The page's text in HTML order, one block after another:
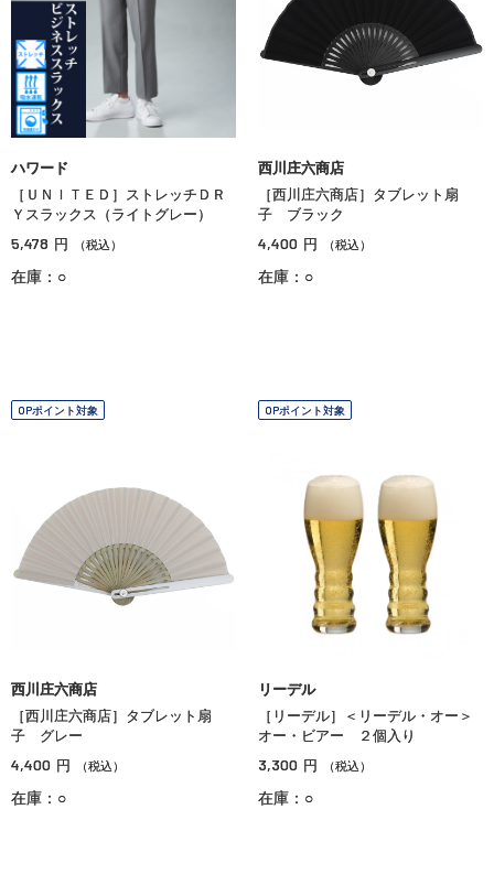
ハワード
［ＵＮＩＴＥＤ］ストレッチＤＲ
Ｙスラックス（ライトグレー）
5,478 円 （税込）
在庫：○
西川庄六商店
［西川庄六商店］タブレット扇
子 ブラック
4,400 円 （税込）
在庫：○
OPポイント対象
西川庄六商店
［西川庄六商店］タブレット扇
子 グレー
4,400 円 （税込）
在庫：○
OPポイント対象
リーデル
［リーデル］＜リーデル・オー＞
オー・ビアー ２個入り
3,300 円 （税込）
在庫：○